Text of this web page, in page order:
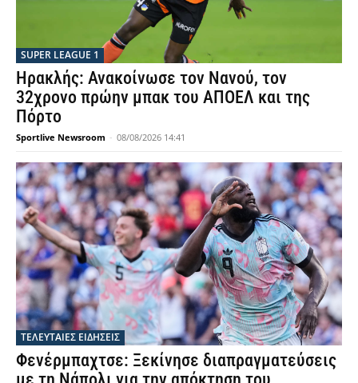
SUPER LEAGUE 1
Ηρακλής: Ανακοίνωσε τον Νανού, τον
32χρονο πρώην μπακ του ΑΠΟΕΛ και της
Πόρτο
Sportlive Newsroom - 08/08/2026 14:41
ΤΕΛΕΥΤΑΙΕΣ ΕΙΔΗΣΕΙΣ
Φενέρμπαχτσε: Ξεκίνησε διαπραγματεύσεις